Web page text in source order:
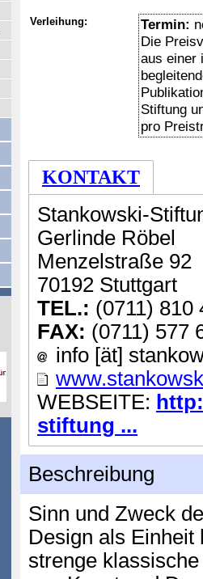
Verleihung: Termin:
Die
aus einer
Stiftung
pro
KONTAKT
Stankowski-
Gerlinde Röbel
Menzelstraße 92
70192 Stuttgart
TEL.: (0711) 810
FAX: (0711) 577
info [ät]
WEBSEITE:
stiftung ...
Beschreibung
Sinn und Zweck
Design als Einheit
strenge